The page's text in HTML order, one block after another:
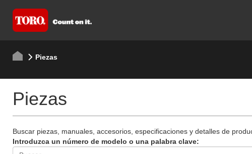
Piezas
Piezas
Buscar piezas, manuales, accesorios, especificaciones y detalles de
Introduzca un número de modelo o una palabra clave: